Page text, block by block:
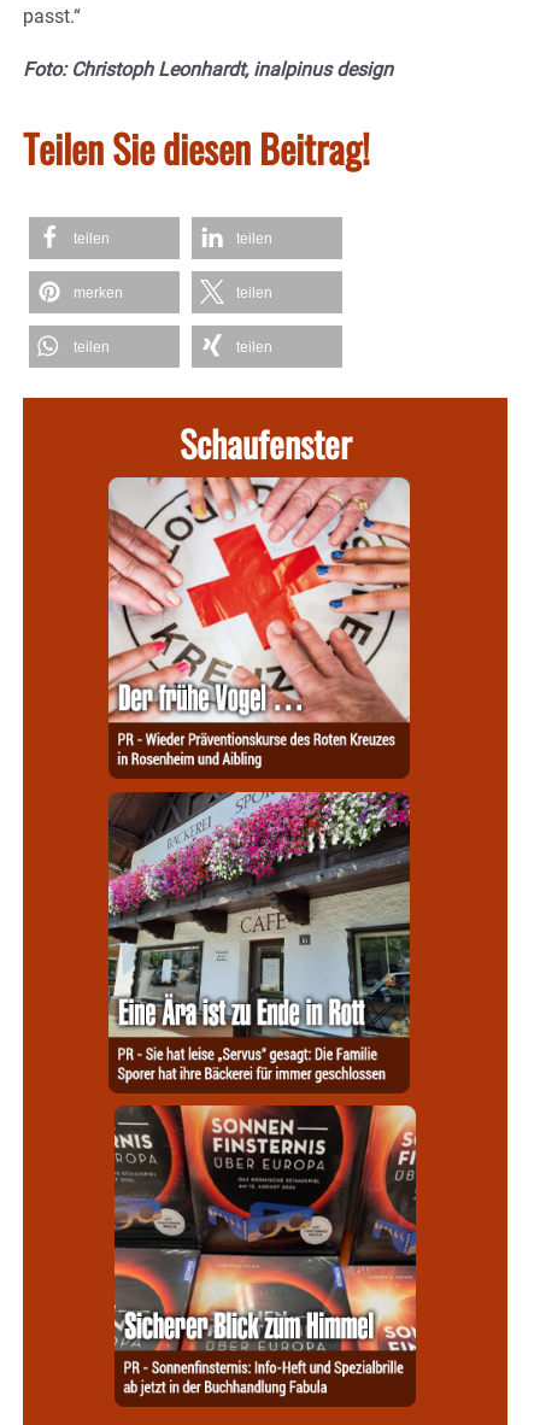
passt.“
Foto: Christoph Leonhardt, inalpinus design
Teilen Sie diesen Beitrag!
teilen teilen
merken teilen
teilen teilen
Schaufenster